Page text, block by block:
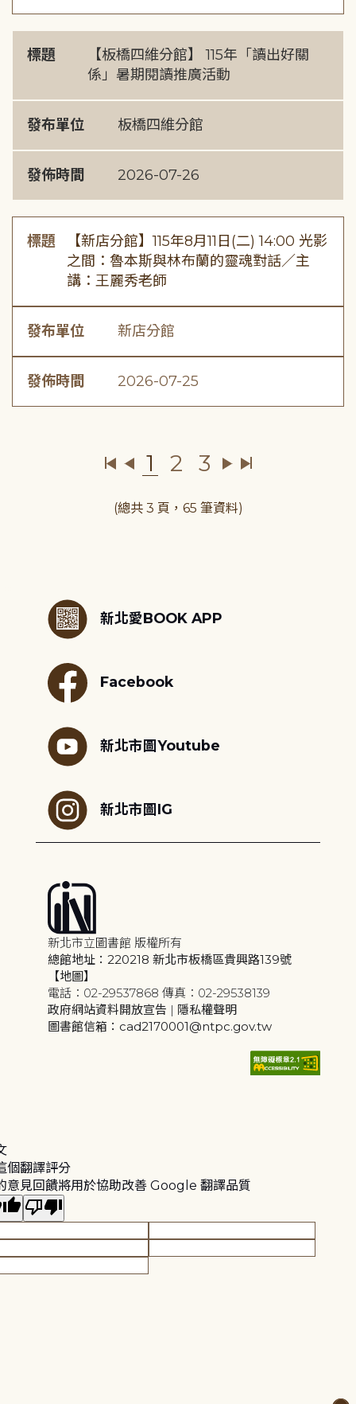
標題
【板橋四維分館】 115年「讀出好關
係」暑期閱讀推廣活動
發布單位 板橋四維分館
發佈時間 2026-07-26
標題
【新店分館】115年8月11日(二) 14:00 光影
之間：魯本斯與林布蘭的靈魂對話／主
講：王麗秀老師
發布單位 新店分館
發佈時間 2026-07-25
1 2 3
(總共 3 頁，65 筆資料)
新北愛BOOK APP
Facebook
新北市圖Youtube
新北市圖IG
新北市立圖書館 版權所有
總館地址：220218 新北市板橋區貴興路139號
【地圖】
電話：02-29537868 傳真：02-29538139
政府網站資料開放宣告 | 隱私權聲明
圖書館信箱：cad2170001@ntpc.gov.tw
個翻譯評分
意見回饋將用於協助改善 Google 翻譯品質